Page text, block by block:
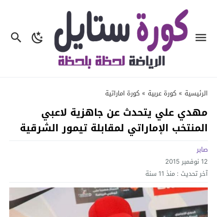
الرئيسية » كورة عربية » كورة اماراتية
مهدي علي يتحدث عن جاهزية لاعبي
المنتخب الإماراتي لمقابلة تيمور الشرقية
صابر
12 نوفمبر 2015
آخر تحديث : منذ 11 سنة